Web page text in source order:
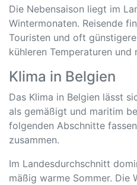
Die Nebensaison liegt im
Wintermonaten. Reisende
Touristen und oft
kühleren Temperaturen und
Klima in Belgien
Das Klima in Belgien lässt
als gemäßigt und maritim
folgenden Abschnitte
zusammen.
Im Landesdurchschnitt
mäßig warme Sommer. Die